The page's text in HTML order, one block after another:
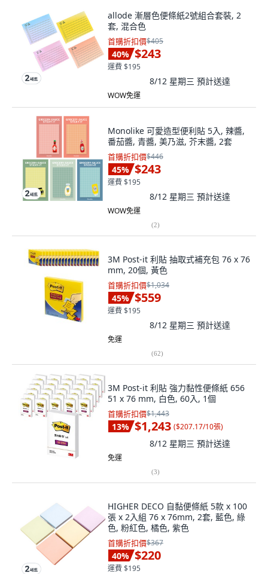
allode 漸層色便條紙2號組合套裝, 2
套, 混合色
首購折扣價$405
40% $243
運費 $195
8/12 星期三 預計送達
WOW免運
Monolike 可愛造型便利貼 5入, 辣醬,
番茄醬, 青醬, 美乃滋, 芥末醬, 2套
首購折扣價$446
45% $243
運費 $195
8/12 星期三 預計送達
WOW免運
(2)
3M Post-it 利貼 抽取式補充包 76 x 76
mm, 20個, 黃色
首購折扣價$1,034
45% $559
運費 $195
8/12 星期三 預計送達
免運
(62)
3M Post-it 利貼 強力黏性便條紙 656
51 x 76 mm, 白色, 60入, 1個
首購折扣價$1,443
13% $1,243 ($207.17/10張)
8/12 星期三 預計送達
免運
(3)
HIGHER DECO 自黏便條紙 5款 x 100
張 x 2入組 76 x 76mm, 2套, 藍色, 綠
色, 粉紅色, 橘色, 紫色
首購折扣價$367
40% $220
運費 $195